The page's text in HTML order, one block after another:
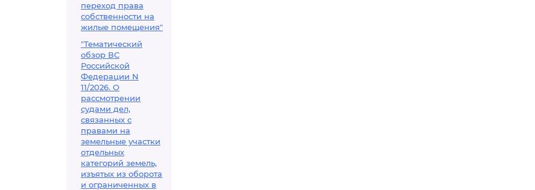
переход права
собственности на
жилые помещения"
"Тематический
обзор ВС
Российской
Федерации N
11/2026. О
рассмотрении
судами дел,
связанных с
правами на
земельные участки
отдельных
категорий земель,
изъятых из оборота
и ограниченных в